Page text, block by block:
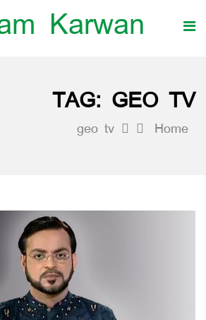
Karwan
TAG: GEO TV
Home
geo tv